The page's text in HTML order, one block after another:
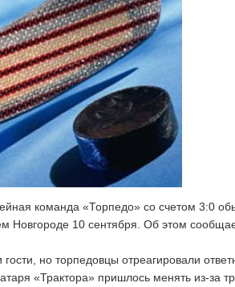
команда «Торпедо» со счетом 3:0
Новгороде 10 сентября. Об этом
гости, но торпедовцы отреагировали
«Трактора» пришлось менять из-за